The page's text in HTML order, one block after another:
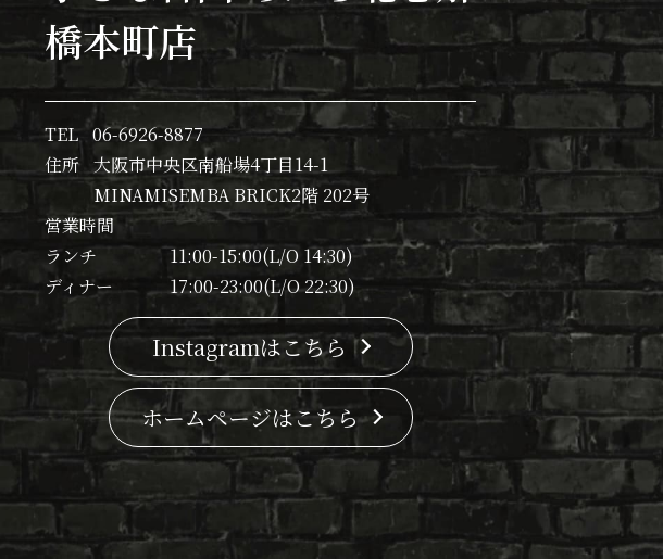
橋本町店
TEL 06-6926-8877
住所 大阪市中央区南船場4丁目14-1
MINAMISEMBA BRICK2階 202号
営業時間
ランチ
11:00-15:00(L/O 14:30)
ディナー
17:00-23:00(L/O 22:30)
Instagramはこちら
ホームページはこちら